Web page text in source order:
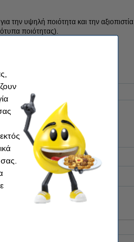
για την υψηλή ποιότητα και την αξιοπιστία
ποιότητας).
Λευκό
8718237043906
11354